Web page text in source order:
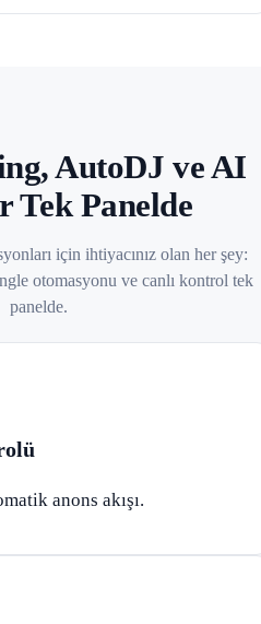
AutoDJ ve AI
Tek Panelde
için ihtiyacınız olan her şey:
otomasyonu ve canlı kontrol tek
panelde.
anons akışı.